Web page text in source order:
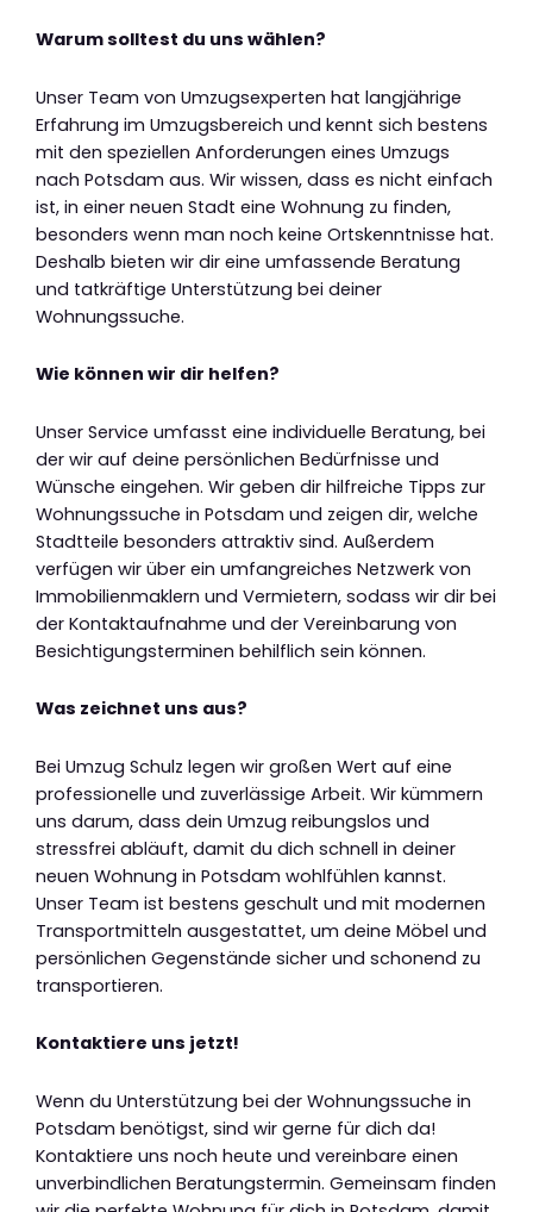
Warum solltest du uns wählen?
Unser Team von Umzugsexperten hat langjährige
Erfahrung im Umzugsbereich und kennt sich bestens
mit den speziellen Anforderungen eines Umzugs
nach Potsdam aus. Wir wissen, dass es nicht einfach
ist, in einer neuen Stadt eine Wohnung zu finden,
besonders wenn man noch keine Ortskenntnisse hat.
Deshalb bieten wir dir eine umfassende Beratung
und tatkräftige Unterstützung bei deiner
Wohnungssuche.
Wie können wir dir helfen?
Unser Service umfasst eine individuelle Beratung, bei
der wir auf deine persönlichen Bedürfnisse und
Wünsche eingehen. Wir geben dir hilfreiche Tipps zur
Wohnungssuche in Potsdam und zeigen dir, welche
Stadtteile besonders attraktiv sind. Außerdem
verfügen wir über ein umfangreiches Netzwerk von
Immobilienmaklern und Vermietern, sodass wir dir bei
der Kontaktaufnahme und der Vereinbarung von
Besichtigungsterminen behilflich sein können.
Was zeichnet uns aus?
Bei Umzug Schulz legen wir großen Wert auf eine
professionelle und zuverlässige Arbeit. Wir kümmern
uns darum, dass dein Umzug reibungslos und
stressfrei abläuft, damit du dich schnell in deiner
neuen Wohnung in Potsdam wohlfühlen kannst.
Unser Team ist bestens geschult und mit modernen
Transportmitteln ausgestattet, um deine Möbel und
persönlichen Gegenstände sicher und schonend zu
transportieren.
Kontaktiere uns jetzt!
Wenn du Unterstützung bei der Wohnungssuche in
Potsdam benötigst, sind wir gerne für dich da!
Kontaktiere uns noch heute und vereinbare einen
unverbindlichen Beratungstermin. Gemeinsam finden